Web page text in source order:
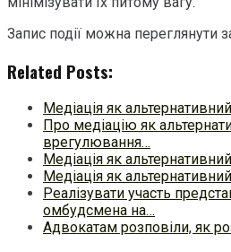
Запис події можна переглянути
Related Posts:
Медіація як
Про медіацію як
врегулювання…
Медіація як
Медіація як
Реалізувати участь
омбудсмена на…
Адвокатам розповіли, як